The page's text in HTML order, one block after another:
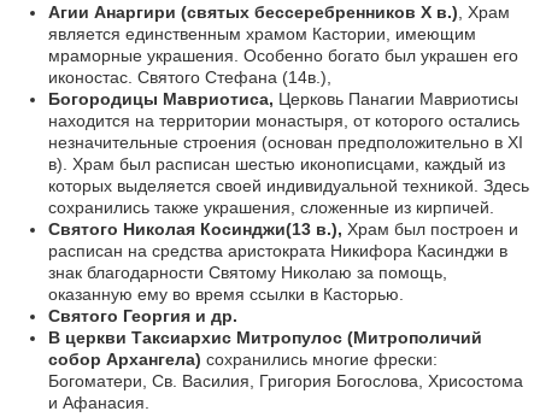
Агии Анаргири (святых бессеребренников X в.) , Храм
является единственным храмом Кастории, имеющим
мраморные украшения. Особенно богато был украшен его
иконостас. Святого Стефана (14в.),
Богородицы Мавриотиса, Церковь Панагии Мавриотисы
находится на территории монастыря, от которого остались
незначительные строения (основан предположительно в XI
в). Храм был расписан шестью иконописцами, каждый из
которых выделяется своей индивидуальной техникой. Здесь
сохранились также украшения, сложенные из кирпичей.
Святого Николая Косинджи(13 в.), Храм был построен и
расписан на средства аристократа Никифора Касинджи в
знак благодарности Святому Николаю за помощь,
оказанную ему во время ссылки в Касторью.
Святого Георгия и др.
В церкви Таксиархис Митропулос (Митрополичий
собор Архангела) сохранились многие фрески:
Богоматери, Св. Василия, Григория Богослова, Хрисостома
и Афанасия.